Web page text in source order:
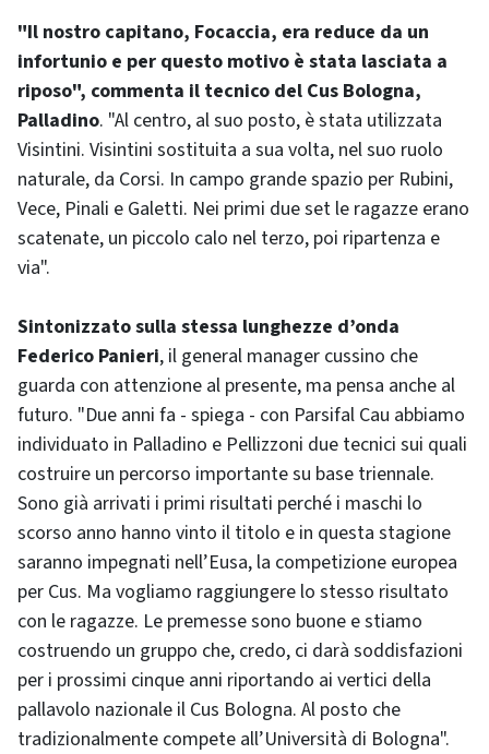
"Il nostro capitano, Focaccia, era reduce da un
infortunio e per questo motivo è stata lasciata a
riposo", commenta il tecnico del Cus Bologna,
Palladino. "Al centro, al suo posto, è stata utilizzata
Visintini. Visintini sostituita a sua volta, nel suo ruolo
naturale, da Corsi. In campo grande spazio per Rubini,
Vece, Pinali e Galetti. Nei primi due set le ragazze erano
scatenate, un piccolo calo nel terzo, poi ripartenza e
via".
Sintonizzato sulla stessa lunghezze d’onda
Federico Panieri, il general manager cussino che
guarda con attenzione al presente, ma pensa anche al
futuro. "Due anni fa - spiega - con Parsifal Cau abbiamo
individuato in Palladino e Pellizzoni due tecnici sui quali
costruire un percorso importante su base triennale.
Sono già arrivati i primi risultati perché i maschi lo
scorso anno hanno vinto il titolo e in questa stagione
saranno impegnati nell’Eusa, la competizione europea
per Cus. Ma vogliamo raggiungere lo stesso risultato
con le ragazze. Le premesse sono buone e stiamo
costruendo un gruppo che, credo, ci darà soddisfazioni
per i prossimi cinque anni riportando ai vertici della
pallavolo nazionale il Cus Bologna. Al posto che
tradizionalmente compete all’Università di Bologna".